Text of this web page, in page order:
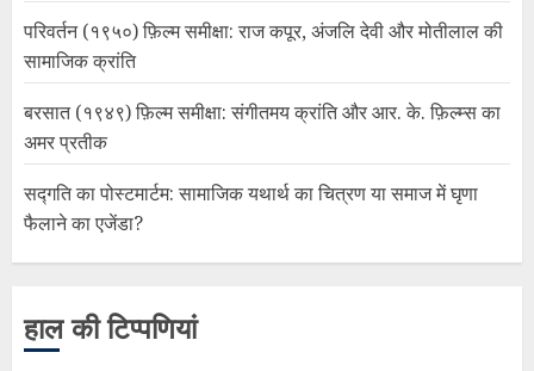
परिवर्तन (१९५०) फ़िल्म समीक्षा: राज कपूर, अंजलि देवी और मोतीलाल की
सामाजिक क्रांति
बरसात (१९४९) फ़िल्म समीक्षा: संगीतमय क्रांति और आर. के. फ़िल्म्स का
अमर प्रतीक
सद्गति का पोस्टमार्टम: सामाजिक यथार्थ का चित्रण या समाज में घृणा
फैलाने का एजेंडा?
हाल की टिप्पणियां